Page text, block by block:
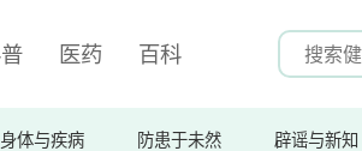
医药 百科
身体与疾病 防患于未然 辟谣与新知